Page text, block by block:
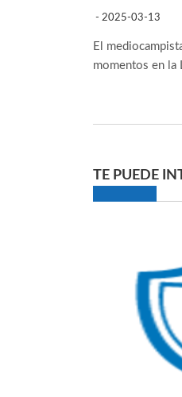
- 2025-03-13
El
momentos en la
TE PUEDE